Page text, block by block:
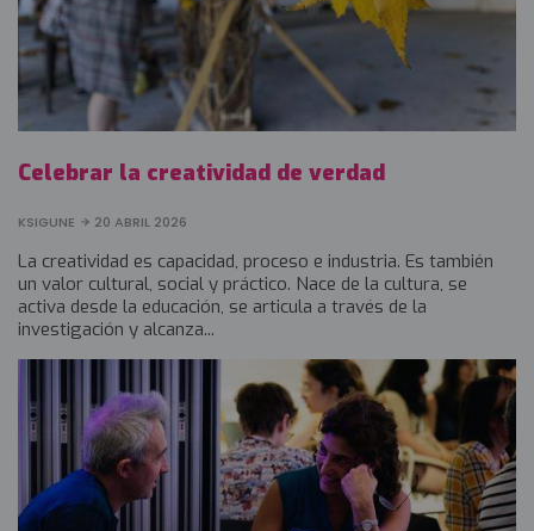
Celebrar la creatividad de verdad
KSIGUNE 20 ABRIL 2026
La creatividad es capacidad, proceso e industria. Es también
un valor cultural, social y práctico. Nace de la cultura, se
activa desde la educación, se articula a través de la
investigación y alcanza...